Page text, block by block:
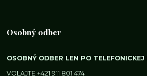
Osobný odber
OSOBNÝ ODBER LEN PO TELEFONICKEJ
VOLAJTE+421 911 801 474